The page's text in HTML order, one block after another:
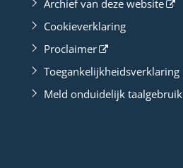
Archief van deze website
Cookieverklaring
Proclaimer
Toegankelijkheidsverklaring
Meld onduidelijk taalgebruik